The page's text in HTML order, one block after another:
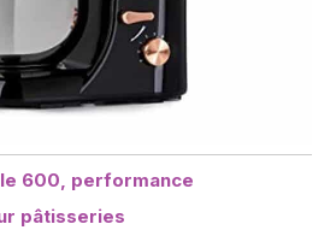
600, performance
pâtisseries